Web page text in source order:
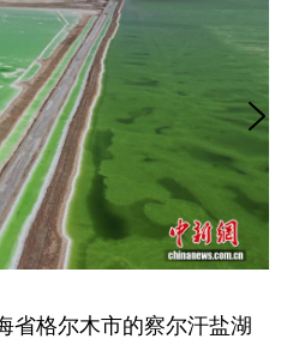
格尔木市的察尔汗盐湖